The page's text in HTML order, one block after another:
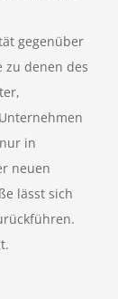
gegenüber
denen des
in
neuen
lässt sich